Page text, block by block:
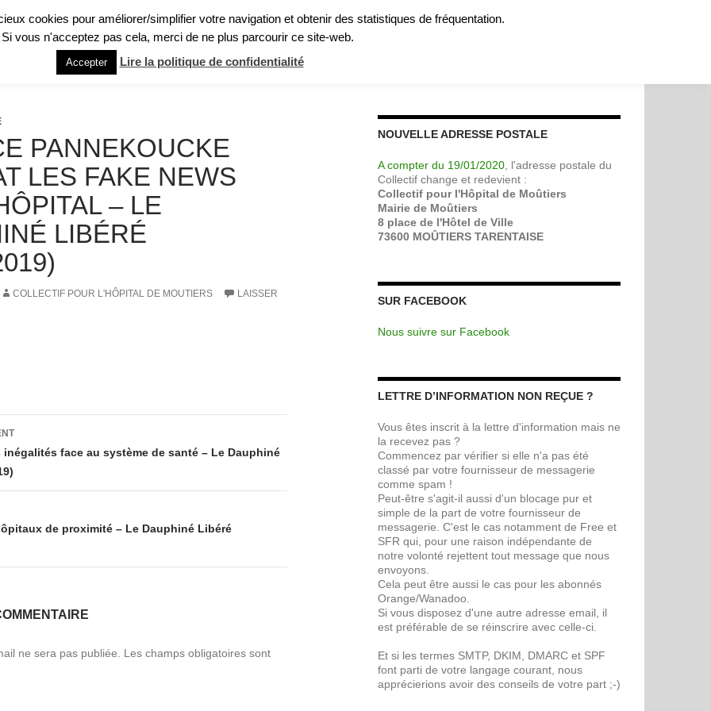
GHT : QU’EST-CE QUE C’EST ? PRÉSENTATION RAPIDE RECUEIL DE TÉMOIGNAGES
PANNEKOUCKE
LES FAKE NEWS
– LE
LIBÉRÉ
COLLECTIF POUR L'HÔPITAL DE MOUTIERS
LAISSER
face au système de santé – Le Dauphiné
de proximité – Le Dauphiné Libéré
ne sera pas publiée.
Les champs obligatoires sont
NOUVELLE ADRESSE POSTALE
A compter du 19/01/2020 , l'adresse postale du
Collectif change et redevient :
Collectif pour l'Hôpital de Moûtiers
Mairie de Moûtiers
8 place de l'Hôtel de Ville
73600 MOÛTIERS TARENTAISE
SUR FACEBOOK
Nous suivre sur Facebook
LETTRE D’INFORMATION NON REÇUE ?
Vous êtes inscrit à la lettre d'information mais ne
la recevez pas ?
Commencez par vérifier si elle n'a pas été
classé par votre fournisseur de messagerie
comme spam !
Peut-être s'agit-il aussi d'un blocage pur et
simple de la part de votre fournisseur de
messagerie. C'est le cas notamment de Free et
SFR qui, pour une raison indépendante de
notre volonté rejettent tout message que nous
envoyons.
Cela peut être aussi le cas pour les abonnés
Orange/Wanadoo.
Si vous disposez d'une autre adresse email, il
est préférable de se réinscrire avec celle-ci.
Et si les termes SMTP, DKIM, DMARC et SPF
font parti de votre langage courant, nous
apprécierions avoir des conseils de votre part ;-)
cookies pour améliorer/simplifier votre navigation et obtenir des statistiques de fréquentation.
Si vous n'acceptez pas cela, merci de ne plus parcourir ce site-web.
Accepter Lire la politique de confidentialité